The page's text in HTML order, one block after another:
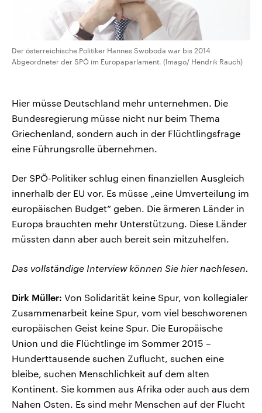
Der österreichische Politiker Hannes Swoboda war bis 2014
Abgeordneter der SPÖ im Europaparlament. (Imago/ Hendrik Rauch)
Hier müsse Deutschland mehr unternehmen. Die
Bundesregierung müsse nicht nur beim Thema
Griechenland, sondern auch in der Flüchtlingsfrage
eine Führungsrolle übernehmen.
Der SPÖ-Politiker schlug einen finanziellen Ausgleich
innerhalb der EU vor. Es müsse „eine Umverteilung im
europäischen Budget“ geben. Die ärmeren Länder in
Europa brauchten mehr Unterstützung. Diese Länder
müssten dann aber auch bereit sein mitzuhelfen.
Das vollständige Interview können Sie hier nachlesen.
Dirk Müller: Von Solidarität keine Spur, von kollegialer
Zusammenarbeit keine Spur, vom viel beschworenen
europäischen Geist keine Spur. Die Europäische
Union und die Flüchtlinge im Sommer 2015 –
Hunderttausende suchen Zuflucht, suchen eine
bleibe, suchen Menschlichkeit auf dem alten
Kontinent. Sie kommen aus Afrika oder auch aus dem
Nahen Osten. Es sind mehr Menschen auf der Flucht